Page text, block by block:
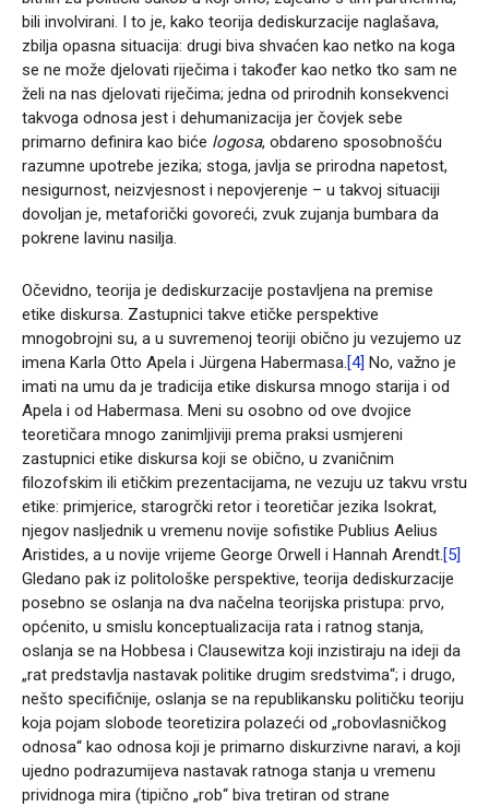
bili involvirani. I to je, kako teorija dediskurzacije naglašava,
zbilja opasna situacija: drugi biva shvaćen kao netko na koga
se ne može djelovati riječima i također kao netko tko sam ne
želi na nas djelovati riječima; jedna od prirodnih konsekvenci
takvoga odnosa jest i dehumanizacija jer čovjek sebe
primarno definira kao biće logosa, obdareno sposobnošću
razumne upotrebe jezika; stoga, javlja se prirodna napetost,
nesigurnost, neizvjesnost i nepovjerenje – u takvoj situaciji
dovoljan je, metaforički govoreći, zvuk zujanja bumbara da
pokrene lavinu nasilja.
Očevidno, teorija je dediskurzacije postavljena na premise
etike diskursa. Zastupnici takve etičke perspektive
mnogobrojni su, a u suvremenoj teoriji obično ju vezujemo uz
imena Karla Otto Apela i Jürgena Habermasa.[4] No, važno je
imati na umu da je tradicija etike diskursa mnogo starija i od
Apela i od Habermasa. Meni su osobno od ove dvojice
teoretičara mnogo zanimljiviji prema praksi usmjereni
zastupnici etike diskursa koji se obično, u zvaničnim
filozofskim ili etičkim prezentacijama, ne vezuju uz takvu vrstu
etike: primjerice, starogrčki retor i teoretičar jezika Isokrat,
njegov nasljednik u vremenu novije sofistike Publius Aelius
Aristides, a u novije vrijeme George Orwell i Hannah Arendt.[5]
Gledano pak iz politološke perspektive, teorija dediskurzacije
posebno se oslanja na dva načelna teorijska pristupa: prvo,
općenito, u smislu konceptualizacija rata i ratnog stanja,
oslanja se na Hobbesa i Clausewitza koji inzistiraju na ideji da
„rat predstavlja nastavak politike drugim sredstvima“; i drugo,
nešto specifičnije, oslanja se na republikansku političku teoriju
koja pojam slobode teoretizira polazeći od „robovlasničkog
odnosa“ kao odnosa koji je primarno diskurzivne naravi, a koji
ujedno podrazumijeva nastavak ratnoga stanja u vremenu
prividnoga mira (tipično „rob“ biva tretiran od strane